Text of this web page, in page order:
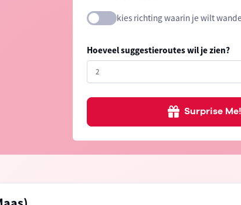
kies richting waarin je wilt
Hoeveel suggestieroutes wil je zien?
Surprise Me!